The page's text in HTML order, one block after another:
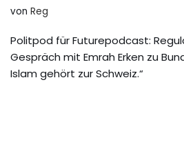
von Reg
Politpod für Futurepodcast:
Gespräch mit Emrah Erken zu
Islam gehört zur Schweiz.“